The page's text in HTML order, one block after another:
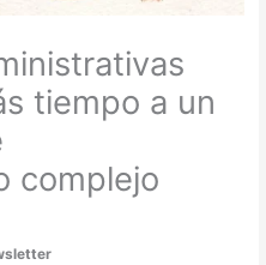
tiempo a un
complejo